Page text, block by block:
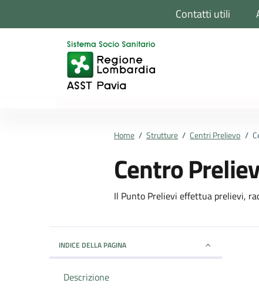
Contatti utili
Home / Strutture / Centri Prelievo /
Centro
Il Punto Prelievi effettua prelievi,
INDICE DELLA PAGINA
Descrizione